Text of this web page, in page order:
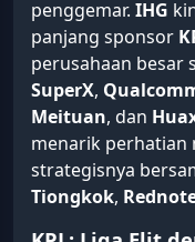
penggemar. IHG
panjang sponsor
perusahaan besar
SuperX,
Meituan, dan
menarik perhatian
strategisnya
Tiongkok,